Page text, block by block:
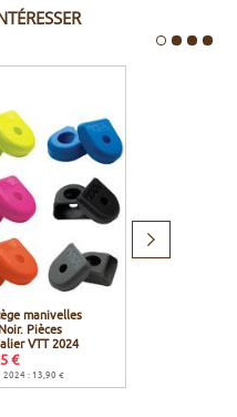
manivelles
Pièces
VTT 2024
€
2024 : 13,90 €
Produit